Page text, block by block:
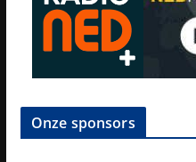
Onze sponsors